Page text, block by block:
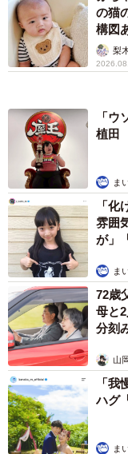
pic.twitter.com/
— 七🐶雑種犬つる
「マンションの
あり飼い主の腕
七さんは「エレベ
後は何ともないこ
と）普段通りの様子
地内は抱っこ移動
ている飼い主の腕の
ます。また「実家で
に入りで、いつも
ん）とのことなので
しているようです。
の猫
構図
梨
「
植田
ま
「
雰囲
が」
ま
72歳
母と
分刻
山
「
ハグ
ま